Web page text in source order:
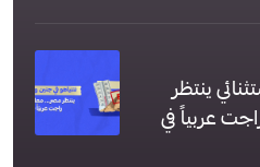
ينتظر
عربياً في